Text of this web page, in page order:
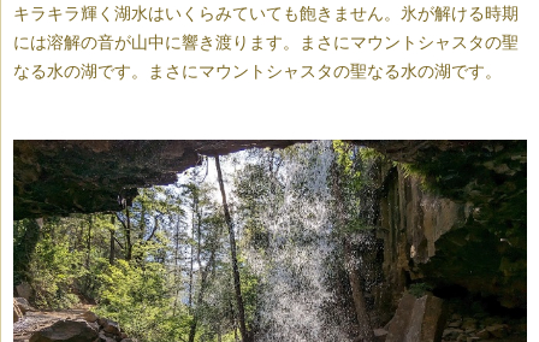
キラキラ輝く湖水はいくらみていても飽きません。氷が解ける時期
には溶解の音が山中に響き渡ります。まさにマウントシャスタの聖
なる水の湖です。まさにマウントシャスタの聖なる水の湖です。